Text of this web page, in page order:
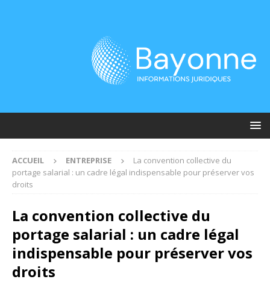
ACCUEIL ENTREPRISE
La convention collective du
portage salarial : un cadre légal indispensable pour préserver vos
droits
La convention collective du
portage salarial : un cadre légal
indispensable pour préserver vos
droits